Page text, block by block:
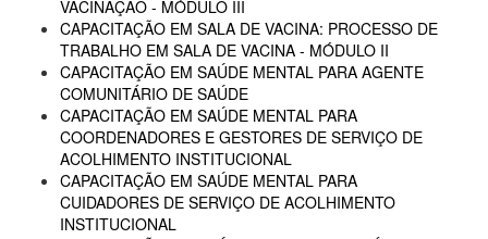
VACINAÇÃO - MÓDULO III
CAPACITAÇÃO EM SALA DE VACINA: PROCESSO DE
TRABALHO EM SALA DE VACINA - MÓDULO II
CAPACITAÇÃO EM SAÚDE MENTAL PARA AGENTE
COMUNITÁRIO DE SAÚDE
CAPACITAÇÃO EM SAÚDE MENTAL PARA
COORDENADORES E GESTORES DE SERVIÇO DE
ACOLHIMENTO INSTITUCIONAL
CAPACITAÇÃO EM SAÚDE MENTAL PARA
CUIDADORES DE SERVIÇO DE ACOLHIMENTO
INSTITUCIONAL